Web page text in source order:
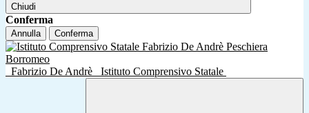
Chiudi
Conferma
Annulla Conferma
Fabrizio De Andrè Istituto Comprensivo Statale